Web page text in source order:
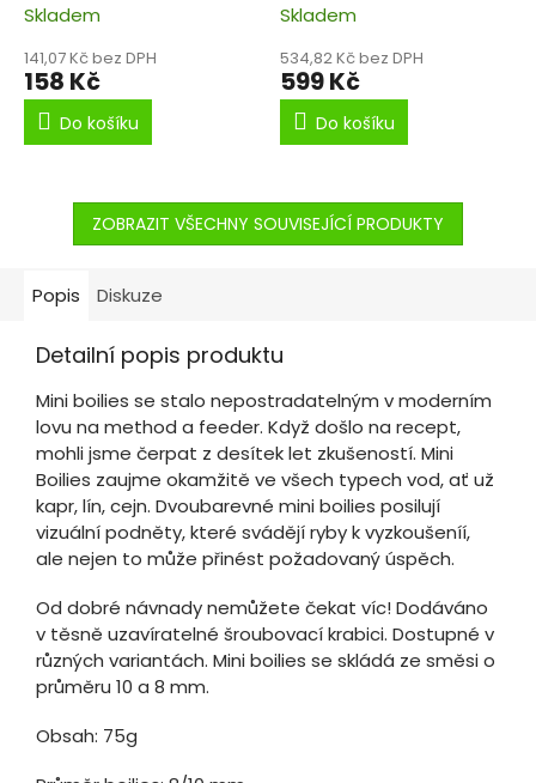
Skladem
141,07 Kč bez DPH
158 Kč
Do košíku
kyblíku.
Skladem
534,82 Kč bez DPH
599 Kč
Do košíku
ZOBRAZIT VŠECHNY SOUVISEJÍCÍ PRODUKTY
Popis Diskuze
Detailní popis produktu
Mini boilies se stalo nepostradatelným v moderním
lovu na method a feeder. Když došlo na recept,
mohli jsme čerpat z desítek let zkušeností. Mini
Boilies zaujme okamžitě ve všech typech vod, ať už
kapr, lín, cejn. Dvoubarevné mini boilies posilují
vizuální podněty, které svádějí ryby k vyzkoušeníí,
ale nejen to může přinést požadovaný úspěch.
Od dobré návnady nemůžete čekat víc! Dodáváno
v těsně uzavíratelné šroubovací krabici. Dostupné v
různých variantách. Mini boilies se skládá ze směsi o
průměru 10 a 8 mm.
Obsah: 75g